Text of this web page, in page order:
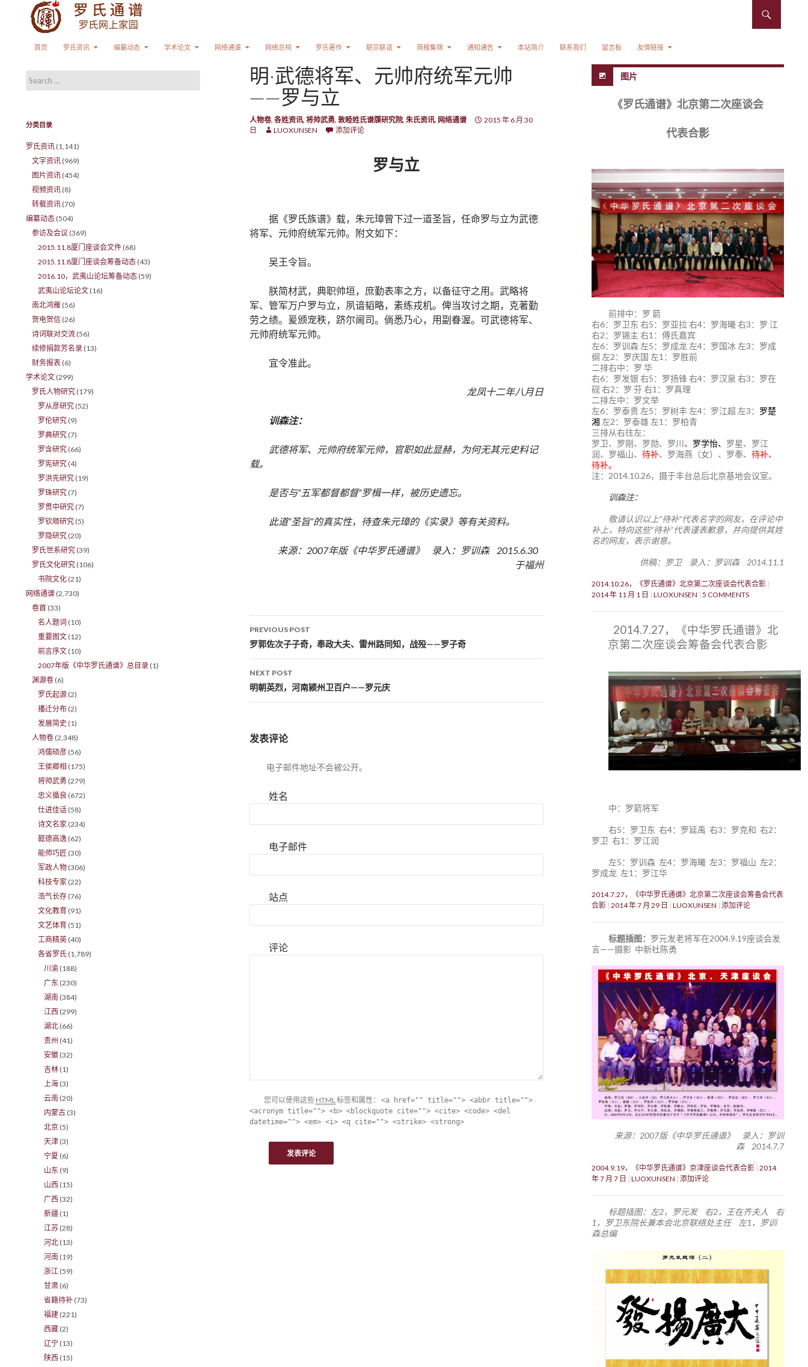
首页
罗氏资讯 编纂动态 学术论文 网络通谱 网络总祠 罗氏著作 联宗联谊 简报集锦 通知通告 本站简介 联系我们 留言板 友情链接
明·武德将军、元帅府统军元帅
——罗与立
人物卷, 各姓资讯, 将帅武勇, 敦睦姓氏谱牒研究院, 朱氏资讯, 网络通谱
2015 年 6 月 30
日
LUOXUNSEN 添加评论
罗与立
据《罗氏族谱》载，朱元璋曾下过一道圣旨，任命罗与立为武德
将军、元帅府统军元帅。附文如下：
吴王令旨。
朕简材武，典职帅垣，庶勤表率之方，以备征守之用。武略将
军、管军万户罗与立，夙谙韬略，素练戎机。俾当攻讨之期，克著勤
劳之绩。爰颁宠秩，跻尔阃司。倘悉乃心，用副眷渥。可武德将军、
元帅府统军元帅。
宜令准此。
龙凤十二年八月日
训森注：
武德将军、元帅府统军元帅，官职如此显赫，为何无其元史料记
载。
是否与“五军都督都督”罗楫一样，被历史遗忘。
此道“圣旨”的真实性，待查朱元璋的《实录》等有关资料。
来源：2007年版《中华罗氏通谱》 录入：罗训森 2015.6.30
于福州
Post navigation
PREVIOUS POST
罗郭佐次子子奇，奉政大夫、雷州路同知，战殁——罗子奇
NEXT POST
明朝英烈，河南颍州卫百户——罗元庆
发表评论
电子邮件地址不会被公开。
姓名
电子邮件
站点
评论
您可以使用这些 HTML标签和属性： <a href="" title=""> <abbr title="">
<acronym title=""> <b> <blockquote cite=""> <cite> <code> <del
datetime=""> <em> <i> <q cite=""> <strike> <strong>
图片
《罗氏通谱》北京第二次座谈会
代表合影
前排中：罗 箭
右6：罗卫东 右5：罗亚拉 右4：罗海曦 右3：罗 江
右2：罗锡主 右1：傅氏嘉宾
左6：罗训森 左5：罗成龙 左4：罗国冰 左3：罗成
纲 左2：罗庆国 左1：罗胜前
二排右中：罗 华
右6：罗发银 右5：罗扬锋 右4：罗汉泉 右3：罗在
砚 右2：罗 芬 右1：罗真理
二排左中：罗文举
左6：罗泰贵 左5：罗树丰 左4：罗江超 左3： 罗楚
湘 左2：罗泰雄 左1：罗柏青
三排从右往左：
罗卫、罗刚、罗勋、罗川、 罗学怡、 罗星、罗江
润、罗福山、 待补、罗海燕（女）、罗奉、 待补、
待补。
注：2014.10.26，摄于丰台总后北京基地会议室。
训森注：
敬请认识以上“待补”代表名字的网友，在评论中
补上，特向这些“待补”代表谨表歉意，并向提供其姓
名的网友，表示谢意。
供稿：罗卫 录入：罗训森 2014.11.1
2014.10.26，《罗氏通谱》北京第二次座谈会代表合影
2014 年 11 月 1 日
LUOXUNSEN 5 COMMENTS
2014.7.27，《中华罗氏通谱》北
京第二次座谈会筹备会代表合影
中：罗箭将军
右5：罗卫东 右4：罗延禹 右3：罗克和 右2：
罗卫 右1：罗江润
左5：罗训森 左4：罗海曦 左3：罗福山 左2：
罗成龙 左1：罗江华
2014.7.27，《中华罗氏通谱》北京第二次座谈会筹备会代表
合影 2014 年 7 月 29 日 LUOXUNSEN 添加评论
标题插图： 罗元发老将军在2004.9.19座谈会发
言——摄影 中新社陈勇
来源：2007版《中华罗氏通谱》 录入：罗训
森 2014.7.7
2004.9.19，《中华罗氏通谱》京津座谈会代表合影 2014
年 7 月 7 日
LUOXUNSEN 添加评论
标题插图：左2，罗元发 右2，王在齐夫人 右
1，罗卫东院长兼本会北京联络处主任 左1，罗训
森总编
Search for:
分类目录
罗氏资讯 (1,141)
文字资讯 (969)
图片资讯 (454)
视频资讯 (8)
转载资讯 (70)
编纂动态 (504)
参访及会议 (369)
2015.11.8厦门座谈会文件 (68)
2015.11.8厦门座谈会筹备动态 (43)
2016.10，武夷山论坛筹备动态 (59)
武夷山论坛论文 (16)
南北鸿雁 (56)
贺电贺信 (26)
诗词联对交流 (56)
续修捐款芳名录 (13)
财务报表 (6)
学术论文 (299)
罗氏人物研究 (179)
罗从彦研究 (52)
罗伦研究 (9)
罗典研究 (7)
罗含研究 (66)
罗宪研究 (4)
罗洪先研究 (19)
罗珠研究 (7)
罗贯中研究 (7)
罗钦顺研究 (5)
罗隐研究 (20)
罗氏世系研究 (39)
罗氏文化研究 (106)
书院文化 (21)
网络通谱 (2,730)
卷首 (33)
名人题词 (10)
重要图文 (12)
前言序文 (10)
2007年版《中华罗氏通谱》总目录 (1)
渊源卷 (6)
罗氏起源 (2)
播迁分布 (2)
发展简史 (1)
人物卷 (2,348)
鸿儒硕彦 (56)
王侯卿相 (175)
将帅武勇 (279)
忠义循良 (672)
仕进佳话 (58)
诗文名家 (234)
懿德高逸 (62)
能师巧匠 (30)
军政人物 (306)
科技专家 (22)
浩气长存 (76)
文化教育 (91)
文艺体育 (51)
工商精英 (40)
各省罗氏 (1,789)
川渝 (188)
广东 (230)
湖南 (384)
江西 (299)
湖北 (66)
贵州 (41)
安徽 (32)
吉林 (1)
上海 (3)
云南 (20)
内蒙古 (3)
北京 (5)
天津 (3)
宁夏 (6)
山东 (9)
山西 (15)
广西 (32)
新疆 (1)
江苏 (28)
河北 (13)
河南 (19)
浙江 (59)
甘肃 (6)
省籍待补 (73)
福建 (221)
西藏 (2)
辽宁 (13)
陕西 (15)